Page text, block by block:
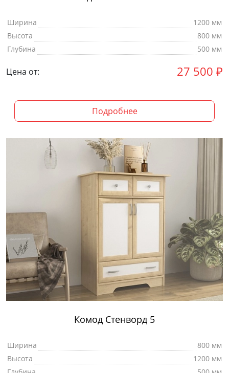
Ширина
1200 мм
Высота
800 мм
Глубина
500 мм
Цена от: 27 500 ₽
Подробнее
Комод Стенворд 5
Ширина
800 мм
Высота
1200 мм